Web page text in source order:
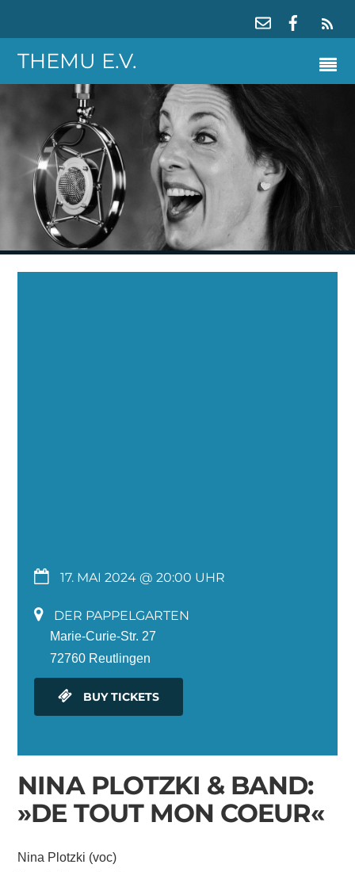
THEMU E.V.
17. MAI 2024 @ 20:00
DER PAPPELGARTEN
Marie-Curie-Str. 27
72760 Reutlingen
BUY TICKETS
NINA PLOTZKI & BAND:
»DE TOUT MON COEUR«
Nina Plotzki (voc)